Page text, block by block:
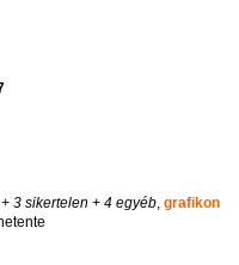
+ 3 sikertelen + 4 egyéb,grafikon